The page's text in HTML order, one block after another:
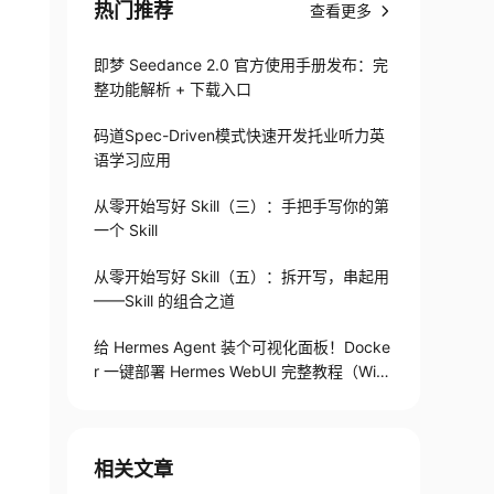
热门推荐 查看更多
即梦 Seedance 2.0 官方使用手册发布：完
整功能解析 + 下载入口
码道Spec-Driven模式快速开发托业听力英
语学习应用
从零开始写好 Skill（三）：手把手写你的第
一个 Skill
从零开始写好 Skill（五）：拆开写，串起用
——Skill 的组合之道
给 Hermes Agent 装个可视化面板！Docke
r 一键部署 Hermes WebUI 完整教程（Win
相关文章